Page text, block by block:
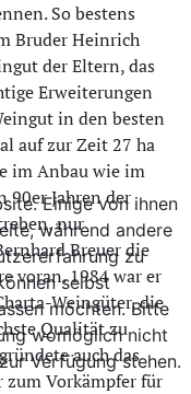
So bestens
Bruder Heinrich
der Eltern, das
Erweiterungen
in den besten
auf zur Zeit 27 ha
im Anbau wie im
90er Jahren der
nur
Breuer die
voran. 1984 war er
Weingüter, die
Qualität zu
auch das
zum Vorkämpfer für
Einige von ihnen
während andere
zu
selbst
möchten. Bitte
womöglich nicht
Verfügung stehen.